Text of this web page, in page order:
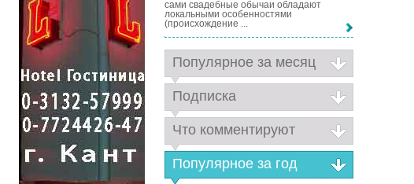
сами свадебные обычаи обладают
локальными особенностями
(происхождение ...
Популярное за месяц
Подписка
Что комментируют
Популярное за год